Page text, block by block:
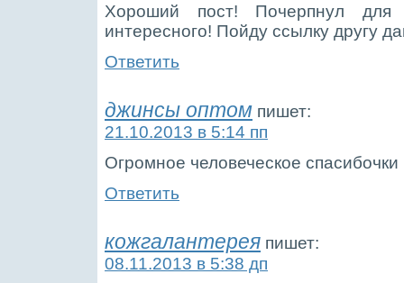
Хороший пост! Почерпнул
интересного! Пойду ссылку другу
Ответить
джинсы оптом пишет:
21.10.2013 в 5:14 пп
Огромное человеческое спасибочки
Ответить
кожгалантерея пишет:
08.11.2013 в 5:38 дп